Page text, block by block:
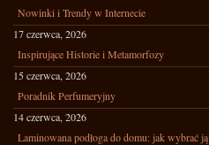
Nowinki i Trendy w Internecie
17 czerwca, 2026
Inspirujące Historie i Metamorfozy
15 czerwca, 2026
Poradnik Perfumeryjny
14 czerwca, 2026
Laminowana podłoga do domu: jak wybrać ją